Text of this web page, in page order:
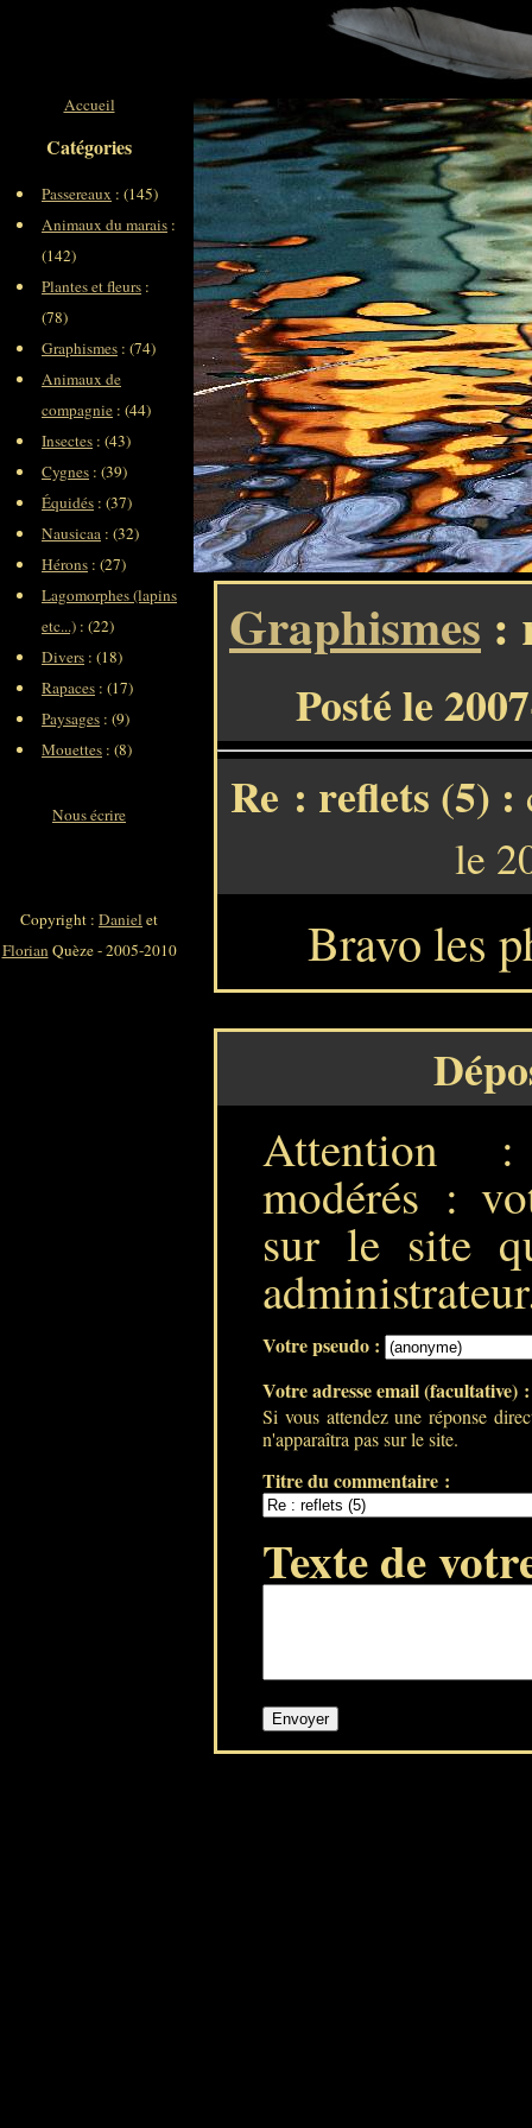
Graphismes :
Posté le
Re : reflets (5) :
le
Bravo les
Attention :
modérés :
sur le site
Votre pseudo :
Votre adresse email (facultative)
Si vous attendez une réponse
n'apparaîtra pas sur le site.
Titre du commentaire :
Texte de
Accueil
Catégories
Passereaux : (145)
Animaux du marais :
(142)
Plantes et fleurs :
(78)
Graphismes : (74)
Animaux de
compagnie : (44)
Insectes : (43)
Cygnes : (39)
Équidés : (37)
Nausicaa : (32)
Hérons : (27)
Lagomorphes (lapins
etc...) : (22)
Divers : (18)
Rapaces : (17)
Paysages : (9)
Mouettes : (8)
Nous écrire
Copyright : Daniel et
FlorianQuèze - 2005-2010